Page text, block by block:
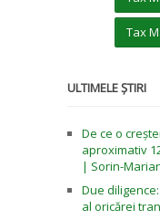
Tax
ULTIMELE ȘTIRI
De ce o
aproximativ
| Sorin-
Due
al oricărei